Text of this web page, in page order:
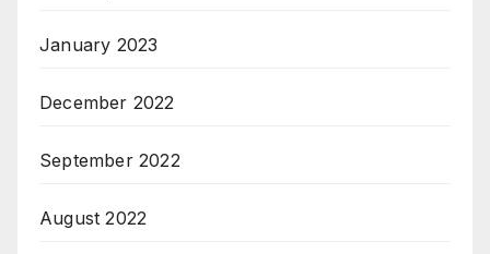
January 2023
December 2022
September 2022
August 2022